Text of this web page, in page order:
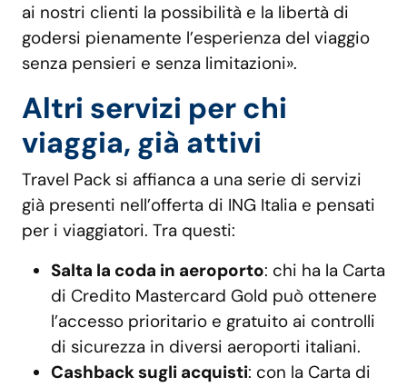
ai nostri clienti la possibilità e la libertà di
godersi pienamente l’esperienza del viaggio
senza pensieri e senza limitazioni».
Altri servizi per chi
viaggia, già attivi
Travel Pack si affianca a una serie di servizi
già presenti nell’offerta di ING Italia e pensati
per i viaggiatori. Tra questi:
Salta la coda in aeroporto: chi ha la Carta
di Credito Mastercard Gold può ottenere
l’accesso prioritario e gratuito ai controlli
di sicurezza in diversi aeroporti italiani.
Cashback sugli acquisti: con la Carta di